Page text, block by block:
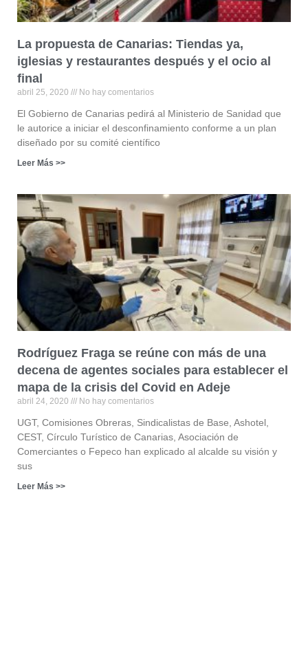
La propuesta de Canarias: Tiendas ya,
iglesias y restaurantes después y el ocio al
final
abril 25, 2020 No hay comentarios
El Gobierno de Canarias pedirá al Ministerio de Sanidad que
le autorice a iniciar el desconfinamiento conforme a un plan
diseñado por su comité científico
Leer Más >>
Rodríguez Fraga se reúne con más de una
decena de agentes sociales para establecer el
mapa de la crisis del Covid en Adeje
abril 24, 2020 No hay comentarios
UGT, Comisiones Obreras, Sindicalistas de Base, Ashotel,
CEST, Círculo Turístico de Canarias, Asociación de
Comerciantes o Fepeco han explicado al alcalde su visión y
sus
Leer Más >>